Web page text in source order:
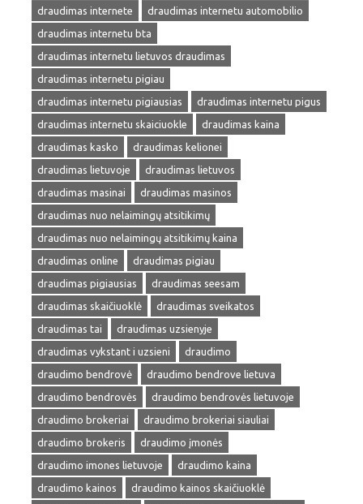
draudimas internete
draudimas internetu automobilio
draudimas internetu bta
draudimas internetu lietuvos draudimas
draudimas internetu pigiau
draudimas internetu pigiausias
draudimas internetu pigus
draudimas internetu skaiciuokle
draudimas kaina
draudimas kasko
draudimas kelionei
draudimas lietuvoje
draudimas lietuvos
draudimas masinai
draudimas masinos
draudimas nuo nelaimingų atsitikimų
draudimas nuo nelaimingų atsitikimų kaina
draudimas online
draudimas pigiau
draudimas pigiausias
draudimas seesam
draudimas skaičiuoklė
draudimas sveikatos
draudimas tai
draudimas uzsienyje
draudimas vykstant i uzsieni
draudimo
draudimo bendrovė
draudimo bendrove lietuva
draudimo bendrovės
draudimo bendrovės lietuvoje
draudimo brokeriai
draudimo brokeriai siauliai
draudimo brokeris
draudimo įmonės
draudimo imones lietuvoje
draudimo kaina
draudimo kainos
draudimo kainos skaičiuoklė